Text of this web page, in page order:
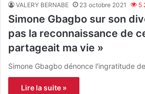
VALERY BERNABE 23 octobre 2021 5
Simone Gbagbo sur son
pas la reconnaissance de
partageait ma vie »
Simone Gbagbo dénonce l'ingratitude
Lire la suite »